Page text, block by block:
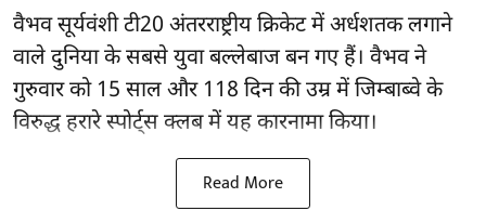
वैभव सूर्यवंशी टी20 अंतरराष्ट्रीय क्रिकेट में अर्धशतक लगाने
वाले दुनिया के सबसे युवा बल्लेबाज बन गए हैं। वैभव ने
गुरुवार को 15 साल और 118 दिन की उम्र में जिम्बाब्वे के
विरुद्ध हरारे स्पोर्ट्स क्लब में यह कारनामा किया।
Read More